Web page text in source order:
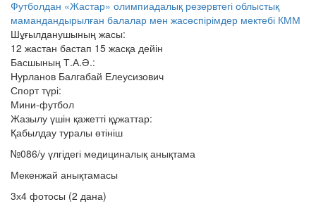
Футболдан «Жастар» олимпиадалық резервтегі облыстық
мамандандырылған балалар мен жасөспірімдер мектебі КММ
Шұғылданушының жасы:
12 жастан бастап 15 жасқа дейін
Басшының Т.А.Ә.:
Нурланов Балгабай Елеусизович
Спорт түрі:
Мини-футбол
Жазылу үшін қажетті құжаттар:
Қабылдау туралы өтініш
№086/у үлгідегі медициналық анықтама
Мекенжай анықтамасы
3х4 фотосы (2 дана)